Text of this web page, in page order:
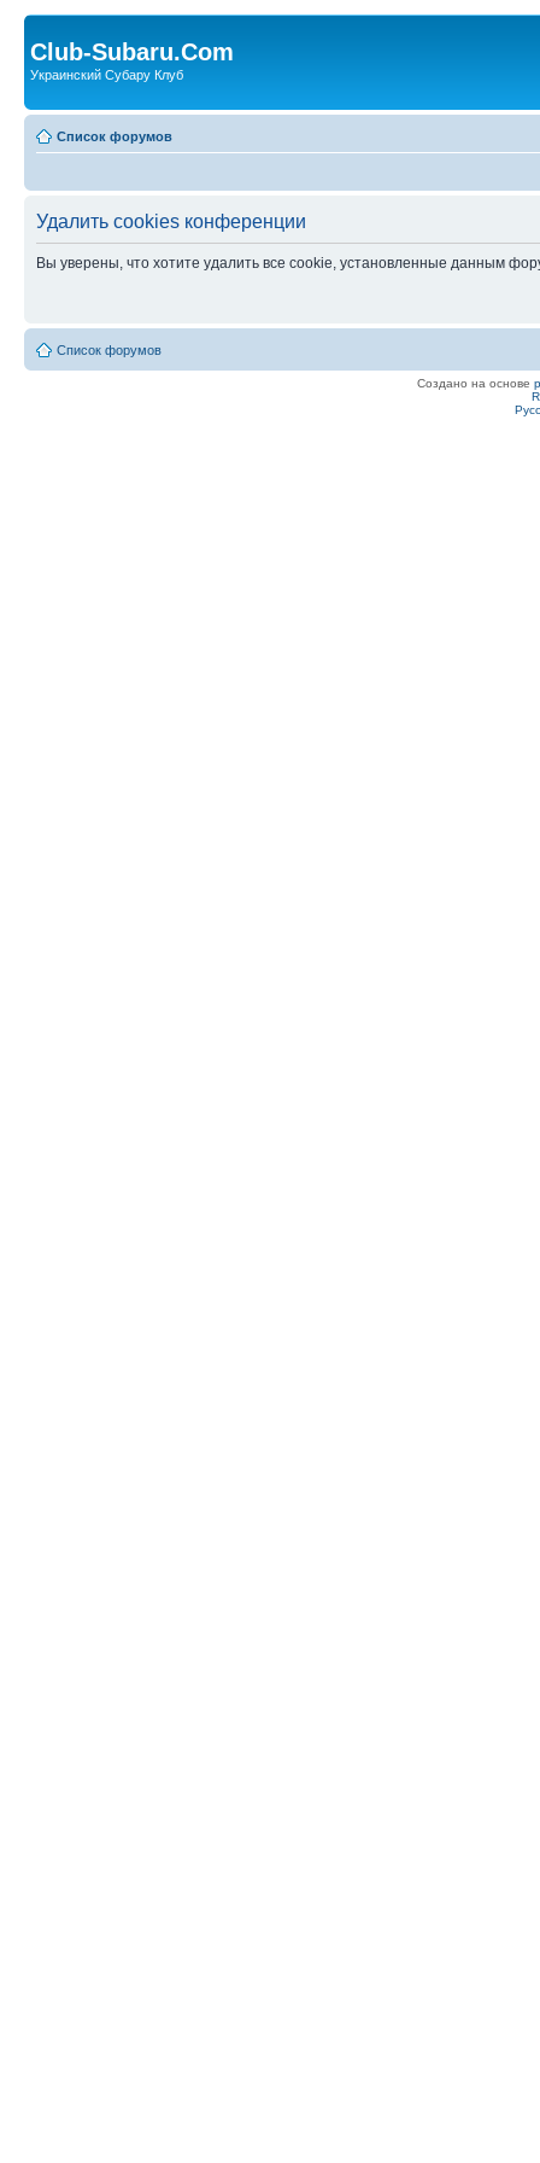
Club-Subaru.Com
Украинский Субару Клуб
Список форумов
Удалить cookies конференции
Вы уверены, что хотите удалить все cookie, установленные данным
Список форумов
Создано на основе